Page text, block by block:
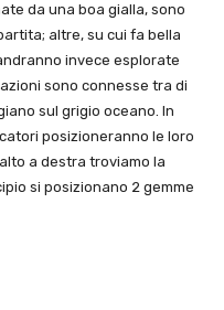
da una boa gialla, sono
altre, su cui fa bella
invece esplorate
sono connesse tra di
sul grigio oceano. In
posizioneranno le loro
a destra troviamo la
si posizionano 2 gemme